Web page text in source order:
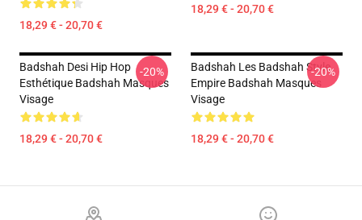
18,29 € - 20,70 €
18,29 € - 20,70 €
Badshah Desi Hip Hop
Esthétique Badshah Masques
Visage
18,29 € - 20,70 €
-20%
Badshah Les Badshah Style
Empire Badshah Masques
Visage
18,29 € - 20,70 €
-20%